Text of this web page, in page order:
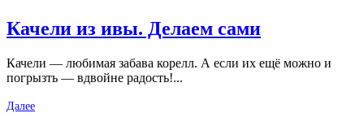
Качели из ивы. Делаем сами
Качели — любимая забава корелл. А если их ещё можно и
погрызть — вдвойне радость!...
Далее